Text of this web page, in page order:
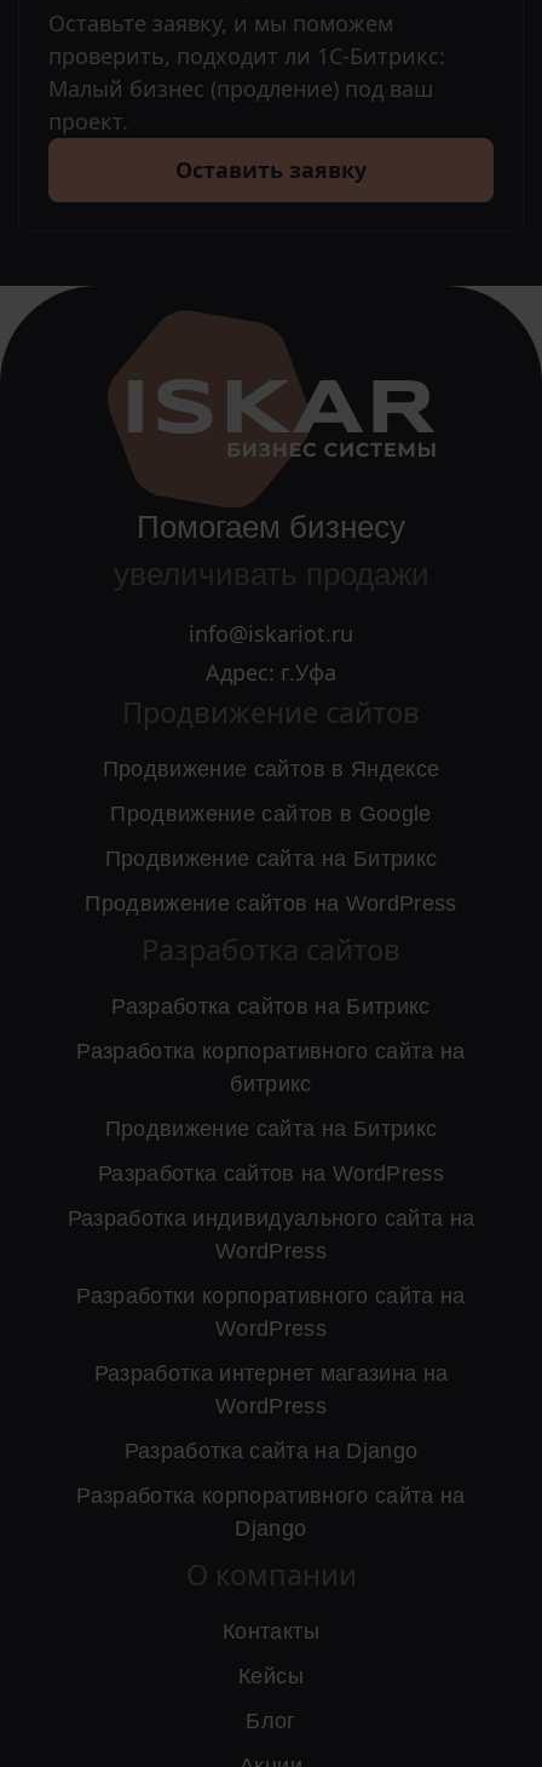
Оставьте заявку, и мы поможем
проверить, подходит ли 1С-Битрикс:
Малый бизнес (продление) под ваш
проект.
Оставить заявку
Помогаем бизнесу
увеличивать продажи
info@iskariot.ru
Адрес: г.Уфа
Продвижение сайтов
Продвижение сайтов в Яндексе
Продвижение сайтов в Google
Продвижение сайта на Битрикс
Продвижение сайтов на WordPress
Разработка сайтов
Разработка сайтов на Битрикс
Разработка корпоративного сайта на
битрикс
Продвижение сайта на Битрикс
Разработка сайтов на WordPress
Разработка индивидуального сайта на
WordPress
Разработки корпоративного сайта на
WordPress
Разработка интернет магазина на
WordPress
Разработка сайта на Django
Разработка корпоративного сайта на
Django
О компании
Контакты
Кейсы
Блог